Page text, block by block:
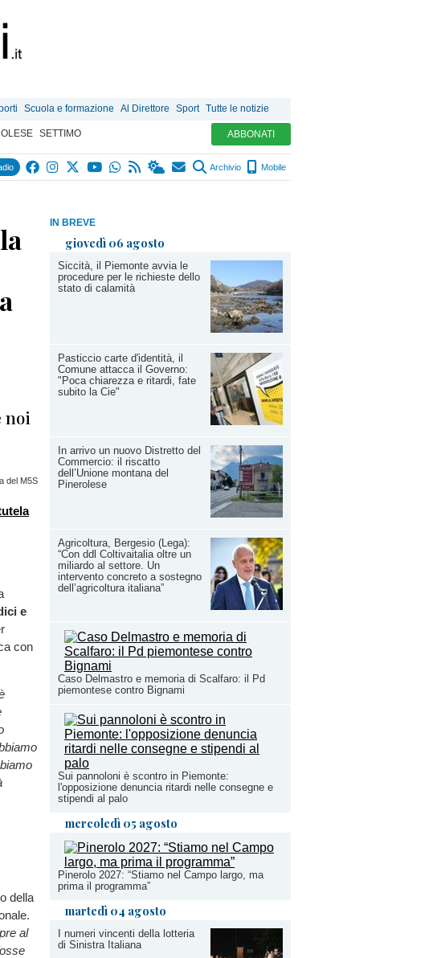
Scuola e formazione Al Direttore Sport Tutte le notizie
SETTIMO ABBONATI
Archivio Mobile
IN BREVE
giovedì 06 agosto
Siccità, il Piemonte avvia le
procedure per le richieste dello
stato di calamità
Pasticcio carte d'identità, il
Comune attacca il Governo:
"Poca chiarezza e ritardi, fate
subito la Cie"
In arrivo un nuovo Distretto del
Commercio: il riscatto
dell’Unione montana del
Pinerolese
Agricoltura, Bergesio (Lega):
“Con ddl Coltivaitalia oltre un
miliardo al settore. Un
intervento concreto a sostegno
dell’agricoltura italiana”
Caso Delmastro e memoria di Scalfaro: il Pd
piemontese contro Bignami
Sui pannoloni è scontro in Piemonte:
l'opposizione denuncia ritardi nelle consegne e
stipendi al palo
mercoledì 05 agosto
Pinerolo 2027: “Stiamo nel Campo largo, ma
prima il programma”
martedì 04 agosto
I numeri vincenti della lotteria
di Sinistra Italiana
noi
del M5S
e
con
della
al